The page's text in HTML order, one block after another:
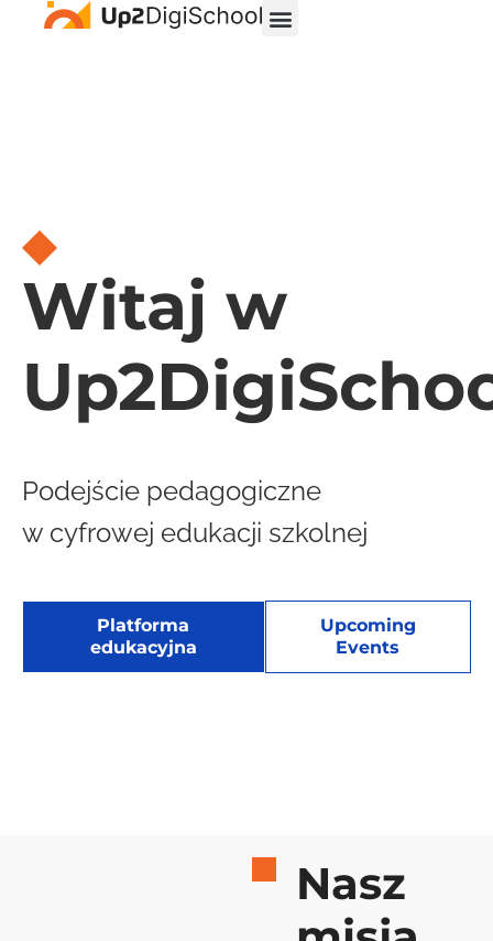
Witaj w
Podejście pedagogiczne
w cyfrowej edukacji szkolnej
Platforma
edukacyjna
Upcoming
Events
Nasz